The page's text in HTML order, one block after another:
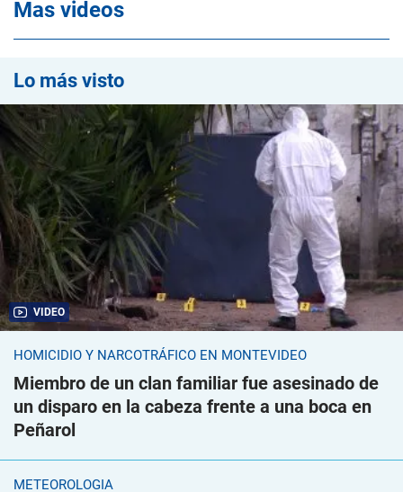
Mas videos
Lo más visto
VIDEO
HOMICIDIO Y NARCOTRÁFICO EN MONTEVIDEO
Miembro de un clan familiar fue asesinado de
un disparo en la cabeza frente a una boca en
Peñarol
METEOROLOGÍA